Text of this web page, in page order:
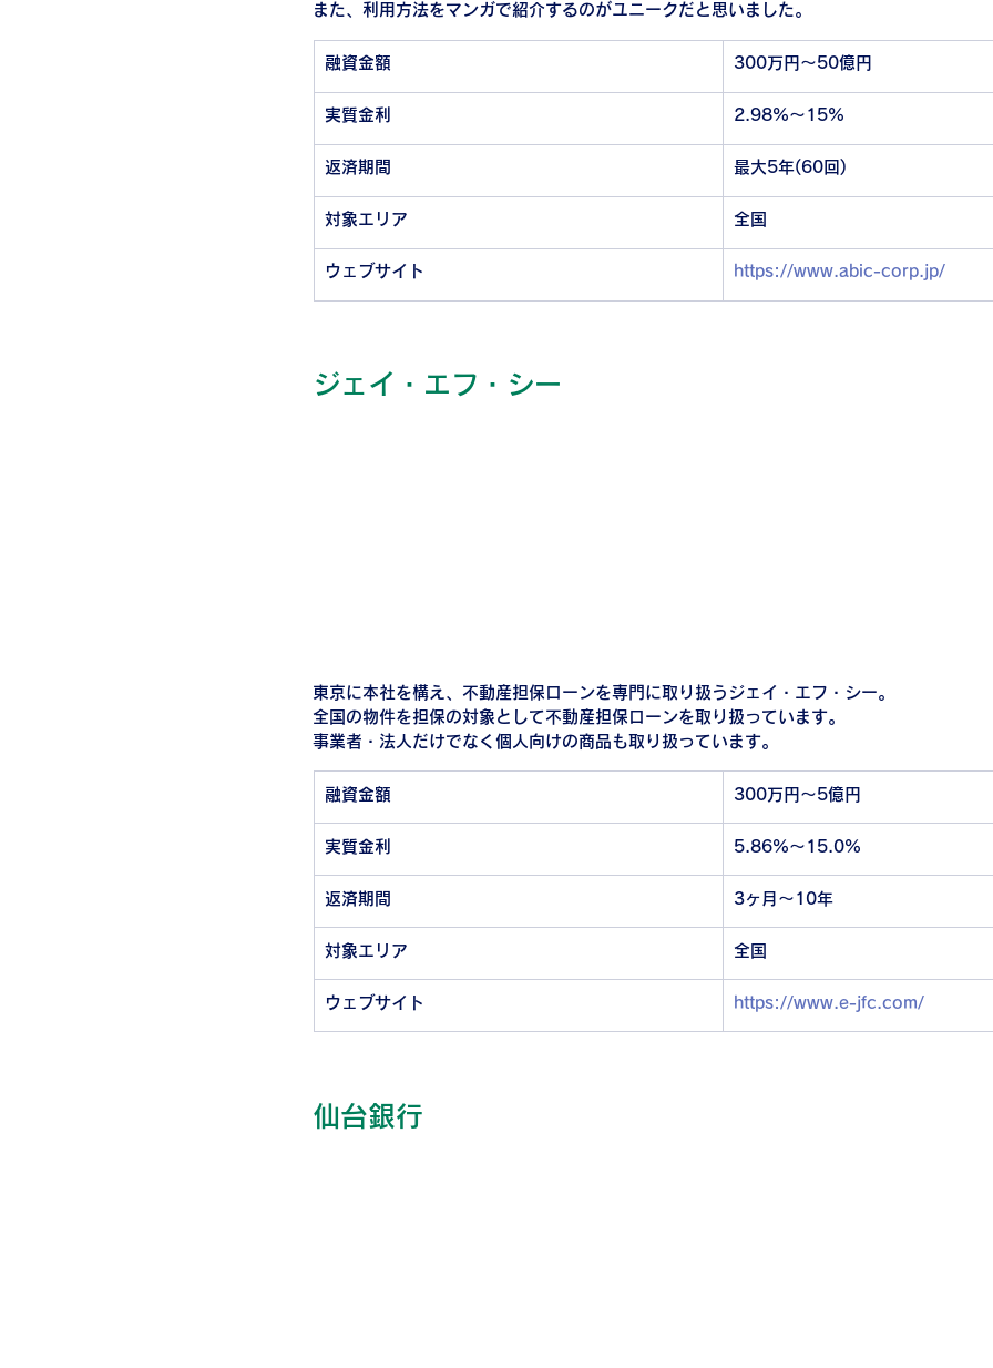
また、利用方法をマンガで紹介するのがユニークだと思いました。
融資金額 300万円～50億円
実質金利 2.98%～15%
返済期間 最大5年(60回)
対象エリア 全国
ウェブサイト https://www.abic-corp.jp/
ジェイ・エフ・シー
東京に本社を構え、不動産担保ローンを専門に取り扱うジェイ・エフ・シー。
全国の物件を担保の対象として不動産担保ローンを取り扱っています。
事業者・法人だけでなく個人向けの商品も取り扱っています。
融資金額 300万円～5億円
実質金利 5.86%～15.0%
返済期間 3ヶ月～10年
対象エリア 全国
ウェブサイト https://www.e-jfc.com/
仙台銀行